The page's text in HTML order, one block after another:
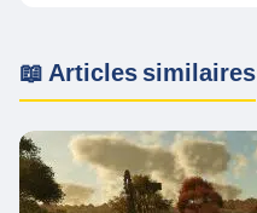
📖 Articles similaires